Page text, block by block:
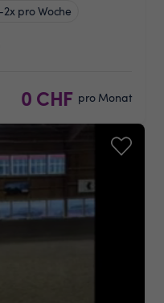
2x pro Woche
0 CHF pro Monat